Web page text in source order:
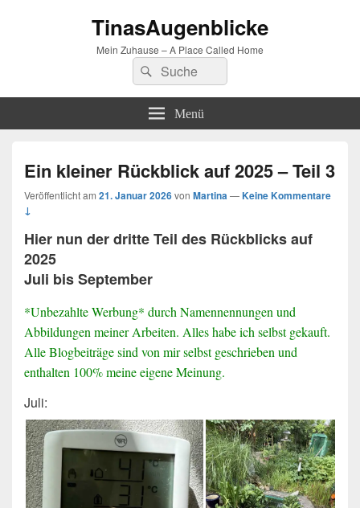
TinasAugenblicke
Mein Zuhause – A Place Called Home
Suchen
nach:
Suchen
Menü
Ein kleiner Rückblick auf 2025 – Teil 3
Veröffentlicht am 21. Januar 2026von Martina—Keine Kommentare
↓
Hier nun der dritte Teil des Rückblicks auf
2025
Juli bis September
*Unbezahlte Werbung* durch Namennennungen und
Abbildungen meiner Arbeiten. Alles habe ich selbst gekauft.
Alle Blogbeiträge sind von mir selbst geschrieben und
enthalten 100% meine eigene Meinung.
Juli: